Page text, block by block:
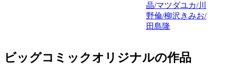
晶/マツダユカ/川
野倫/柳沢きみお/
田島隆
ビッグコミックオリジナルの作品